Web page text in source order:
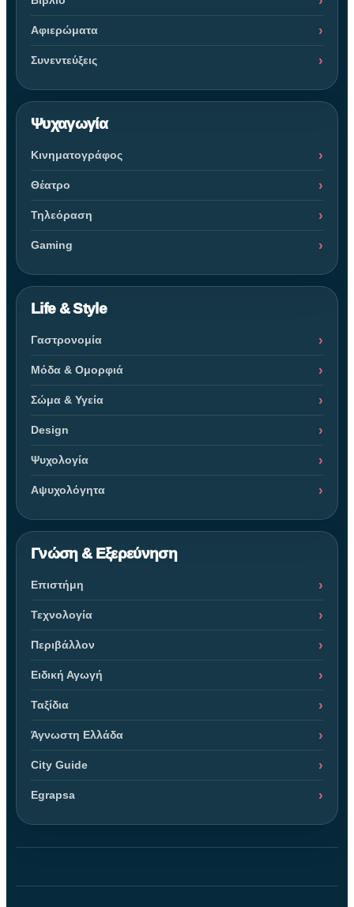
Αφιερώματα
Συνεντεύξεις
Ψυχαγωγία
Κινηματογράφος
Θέατρο
Τηλεόραση
Gaming
Life & Style
Γαστρονομία
Μόδα & Ομορφιά
Σώμα & Υγεία
Design
Ψυχολογία
Αψυχολόγητα
Γνώση & Εξερεύνηση
Επιστήμη
Τεχνολογία
Περιβάλλον
Ειδική Αγωγή
Ταξίδια
Άγνωστη Ελλάδα
City Guide
Egrapsa